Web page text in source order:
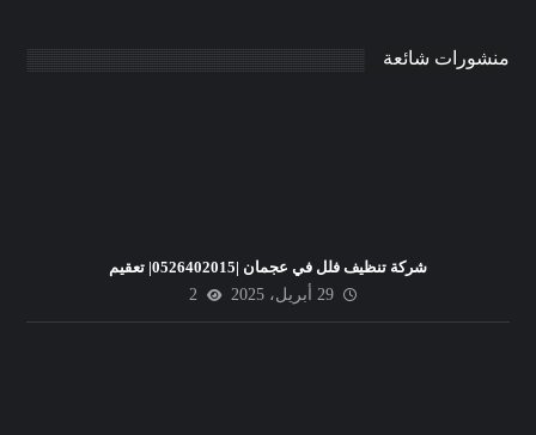
منشورات شائعة
شركة تنظيف فلل في عجمان |0526402015| تعقيم
29 أبريل، 2025
2